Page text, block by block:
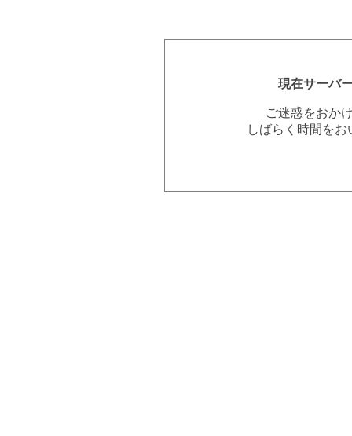
現在サーバ
ご迷惑をおか
しばらく時間を